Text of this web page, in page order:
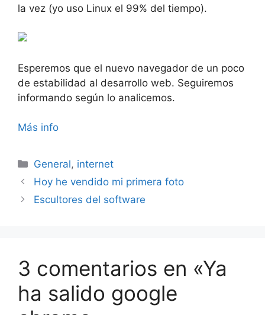
la vez (yo uso Linux el 99% del tiempo).
Esperemos que el nuevo navegador de un poco
de estabilidad al desarrollo web. Seguiremos
informando según lo analicemos.
Más info
Categorías
General, internet
Hoy he vendido mi primera foto
Escultores del software
3 comentarios en «Ya
ha salido google